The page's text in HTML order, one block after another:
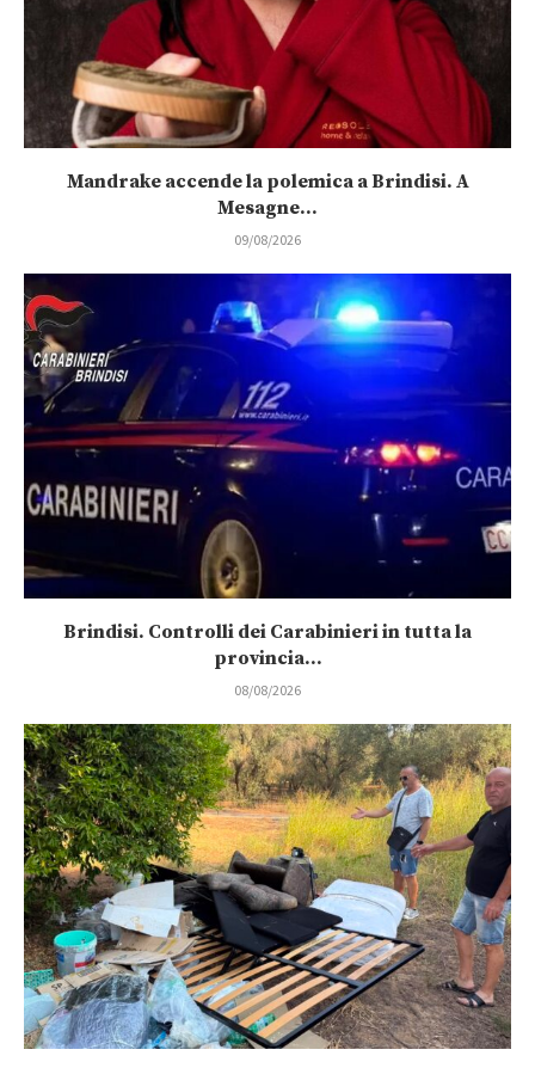
Mandrake accende la polemica a Brindisi. A
Mesagne...
09/08/2026
Brindisi. Controlli dei Carabinieri in tutta la
provincia...
08/08/2026